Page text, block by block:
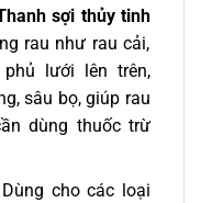
sợi thủy tinh
rau như rau cải,
lưới lên trên,
sâu bọ, giúp rau
dùng thuốc trừ
Dùng cho các loại